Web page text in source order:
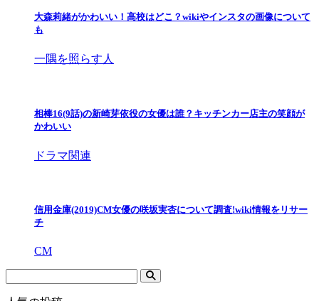
大森莉緒がかわいい！高校はどこ？wikiやインスタの画像について
も
一隅を照らす人
相棒16(9話)の新崎芽依役の女優は誰？キッチンカー店主の笑顔が
かわいい
ドラマ関連
信用金庫(2019)CM女優の咲坂実杏について調査!wiki情報をリサー
チ
CM